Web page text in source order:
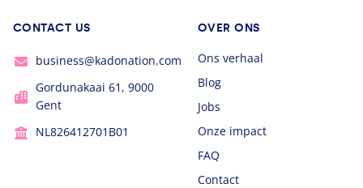
CONTACT US
business@kadonation.com
Gordunakaai 61, 9000
Gent
NL826412701B01
OVER ONS
Ons verhaal
Blog
Jobs
Onze impact
FAQ
Contact